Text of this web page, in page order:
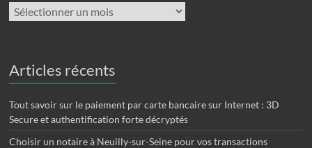
Archives
Articles récents
Tout savoir sur le paiement par carte bancaire sur Internet : 3D
Secure et authentification forte décryptés
Choisir un notaire à Neuilly-sur-Seine pour vos transactions